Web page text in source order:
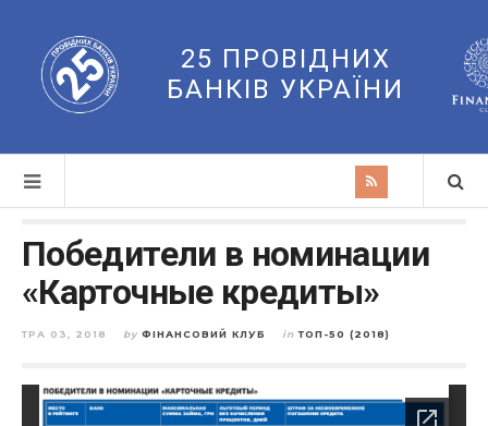
25 ПРОВІДНИХ
БАНКІВ УКРАЇНИ
Победители в номинации
«Карточные кредиты»
ТРА 03, 2018 by ФІНАНСОВИЙ КЛУБ in ТОП-50 (2018)